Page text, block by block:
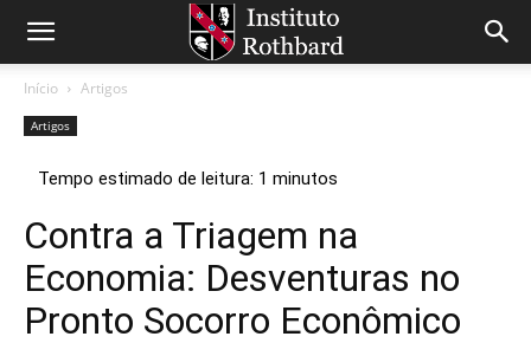
Início Artigos
Artigos
Contra a Triagem na
Economia: Desventuras no
Pronto Socorro Econômico